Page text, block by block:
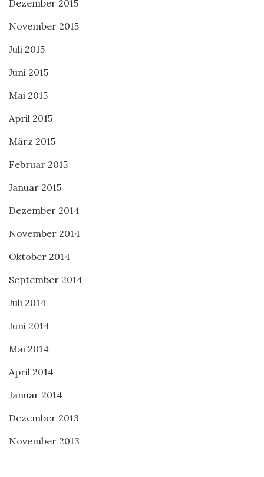
Dezember 2015
November 2015
Juli 2015
Juni 2015
Mai 2015
April 2015
März 2015
Februar 2015
Januar 2015
Dezember 2014
November 2014
Oktober 2014
September 2014
Juli 2014
Juni 2014
Mai 2014
April 2014
Januar 2014
Dezember 2013
November 2013